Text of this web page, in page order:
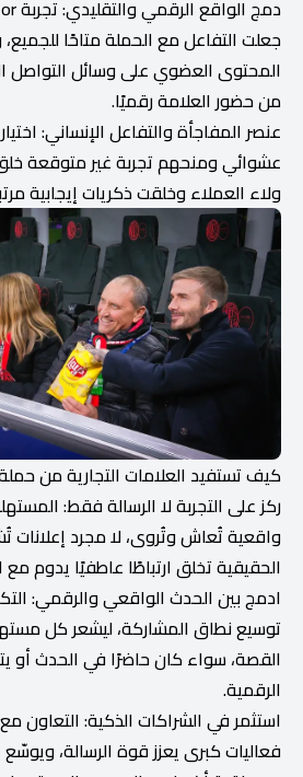
جعلت التفاعل مع الحملة متاحًا
المحتوى العضوي على وسائل التواصل
من حضور العلامة رقميًا.
عنصر المفاجأة والتفاعل الإنساني:
عشوائي ومنحهم تجربة غير متوقعة
ولاء العملاء وخلقت ذكريات إيجابية
كيف تستفيد العلامات التجارية من حملة
ركز على التجربة لا الرسالة فقط:
واقعية تُعاش وتُروى، لا مجرد إعلانات
الحقيقية تخلق ارتباطًا عاطفيًا يدوم مع
ادمج بين الحدث الواقعي والرقمي:
توسيع نطاق المشاركة، ليشعر كل
القصة، سواء كان حاضرًا في الحدث أو
الرقمية.
استثمر في الشراكات الذكية: التعاون
فعاليات كبرى يعزز قوة الرسالة،